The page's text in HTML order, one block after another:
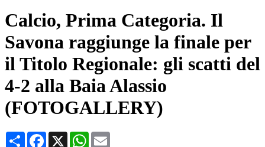
Calcio, Prima Categoria. Il
Savona raggiunge la finale per
il Titolo Regionale: gli scatti del
4-2 alla Baia Alassio
(FOTOGALLERY)
CondividiFacebook
X WhatsApp